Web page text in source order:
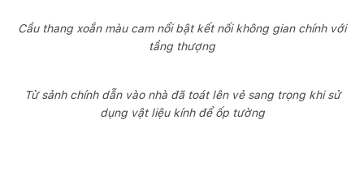
Cầu thang xoắn màu cam nổi bật kết nối không gian chính với
tầng thượng
Từ sảnh chính dẫn vào nhà đã toát lên vẻ sang trọng khi sử
dụng vật liệu kính để ốp tường